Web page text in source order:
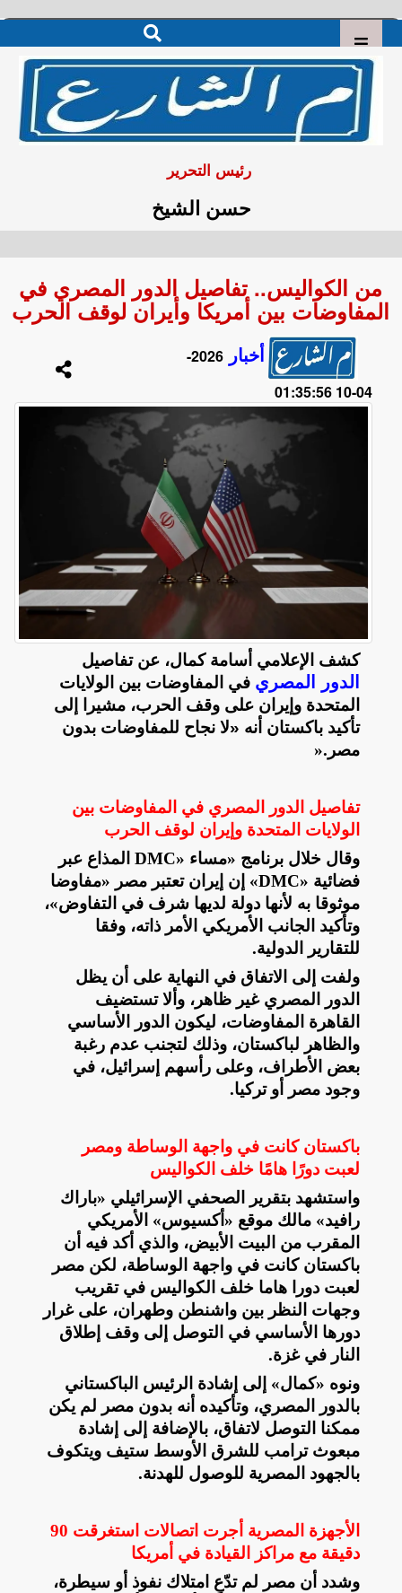
رئيس التحرير
حسن الشيخ
من الكواليس.. تفاصيل الدور المصري في
المفاوضات بين أمريكا وأيران لوقف الحرب
أخبار
2026-
04-10 01:35:56
كشف الإعلامي أسامة كمال، عن تفاصيل
الدور المصري في المفاوضات بين الولايات
المتحدة وإيران على وقف الحرب، مشيرا إلى
تأكيد باكستان أنه «لا نجاح للمفاوضات بدون
مصر ».
تفاصيل الدور المصري في المفاوضات بين
الولايات المتحدة وإيران لوقف الحرب
وقال خلال برنامج «مساء DMC» المذاع عبر
فضائية «DMC» إن إيران تعتبر مصر «مفاوضا
موثوقا به لأنها دولة لديها شرف في التفاوض»،
وتأكيد الجانب الأمريكي الأمر ذاته، وفقا
للتقارير الدولية.
ولفت إلى الاتفاق في النهاية على أن يظل
الدور المصري غير ظاهر، وألا تستضيف
القاهرة المفاوضات، ليكون الدور الأساسي
والظاهر لباكستان، وذلك لتجنب عدم رغبة
بعض الأطراف، وعلى رأسهم إسرائيل، في
وجود مصر أو تركيا.
باكستان كانت في واجهة الوساطة ومصر
لعبت دورًا هامًا خلف الكواليس
واستشهد بتقرير الصحفي الإسرائيلي «باراك
رافيد» مالك موقع «أكسيوس» الأمريكي
المقرب من البيت الأبيض، والذي أكد فيه أن
باكستان كانت في واجهة الوساطة، لكن مصر
لعبت دورا هاما خلف الكواليس في تقريب
وجهات النظر بين واشنطن وطهران، على غرار
دورها الأساسي في التوصل إلى وقف إطلاق
النار في غزة.
ونوه «كمال» إلى إشادة الرئيس الباكستاني
بالدور المصري، وتأكيده أنه بدون مصر لم يكن
ممكنا التوصل لاتفاق، بالإضافة إلى إشادة
مبعوث ترامب للشرق الأوسط ستيف ويتكوف
بالجهود المصرية للوصول للهدنة.
الأجهزة المصرية أجرت اتصالات استغرقت 90
دقيقة مع مراكز القيادة في أمريكا
وشدد أن مصر لم تدّعِ امتلاك نفوذ أو سيطرة،